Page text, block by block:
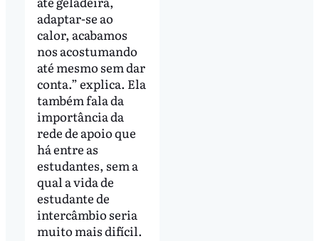
adaptar-se ao
calor, acabamos
nos acostumando
até mesmo sem dar
conta.” explica. Ela
também fala da
importância da
rede de apoio que
há entre as
estudantes, sem a
qual a vida de
estudante de
intercâmbio seria
muito mais difícil.